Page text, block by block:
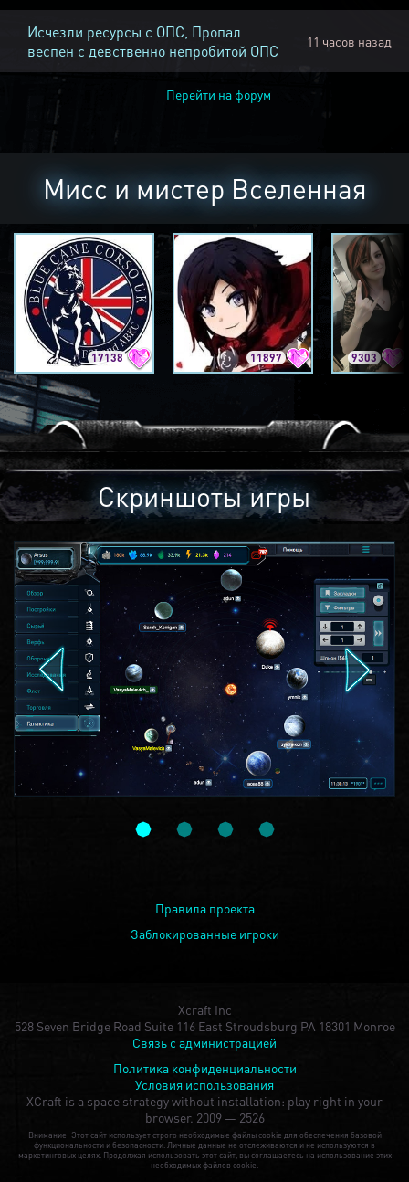
Исчезли ресурсы с ОПС, Пропал
веспен с девственно непробитой ОПС
11 часов назад
Перейти на форум
Мисс и мистер Вселенная
17138 11897 9303
Скриншоты игры
Правила проекта
Заблокированные игроки
Xcraft Inc
528 Seven Bridge Road Suite 116 East Stroudsburg PA 18301 Monroe
Связь с администрацией
Политика конфиденциальности
Условия использования
XCraft is a space strategy without installation: play right in your
browser. 2009 — 2526
Внимание: Этот сайт использует строго необходимые файлы cookie для обеспечения базовой
функциональности и безопасности. Личные данные не отслеживаются и не используются в
маркетинговых целях. Продолжая использовать этот сайт, вы соглашаетесь на использование этих
необходимых файлов cookie.